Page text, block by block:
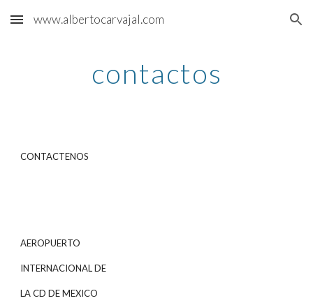
Skip to main content Skip to navigation
www.albertocarvajal.com
contactos
CONTACTENOS
AEROPUERTO
INTERNACIONAL DE
LA CD DE MEXICO